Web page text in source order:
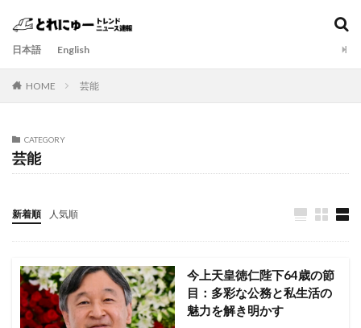
日本語 English
HOME 芸能
CATEGORY
芸能
新着順 人気順
今上天皇徳仁陛下64歳の節
目：多彩な公務と私生活の
魅力を解き明かす